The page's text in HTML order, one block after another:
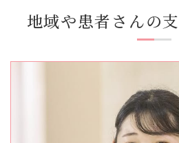
地域や患者さんの